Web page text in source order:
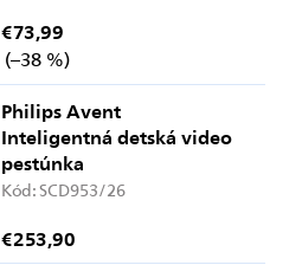
(–38 %)
€73,99
Philips Avent
Inteligentná detská video
pestúnka
Kód:SCD953/26
€253,90